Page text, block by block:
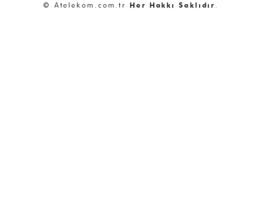
© Atelekom.com.trHer Hakkı Saklıdır .